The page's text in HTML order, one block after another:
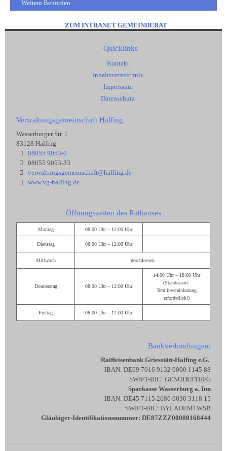
Weitere Behörden
ZUM INTRANET GEMEINDERAT
Quicklinks
Kontakt
Inhaltsverzeichnis
Impressum
Datenschutz
Verwaltungsgemeinschaft Halfing
Wasserburger Str. 1
83128 Halfing
08055 9053-0
08055 9053-33
verwaltungsgemeinschaft@halfing.de
www.vg-halfing.de
Öffnungszeiten des Rathauses
Montag 08:00 Uhr – 12:00 Uhr
Dienstag 08:00 Uhr – 12:00 Uhr
Mittwoch geschlossen
Donnerstag 08:00 Uhr – 12:00 Uhr
14:00 Uhr – 18:00 Uhr
(Standesamt:
Terminvereinbarung
erforderlich!)
Freitag 08:00 Uhr – 12:00 Uhr
Bankverbindungen:
Raiffeisenbank Griesstätt-Halfing e.G.
IBAN: DE69 7016 9132 0000 1145 88
SWIFT-BIC: GENODEF1HFG
Sparkasse Wasserburg a. Inn
IBAN: DE45 7115 2680 0030 3118 15
SWIFT-BIC: BYLADEM1WSB
Gläubiger-Identifikationsnummer: DE87ZZZ00000168444